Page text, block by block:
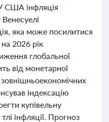
У США інфляція
яка може посилитися
2026 рік
глобальної
від монетарної
зовнішньоекономічних
індексацію
купівельну
інфляції. Прогноз